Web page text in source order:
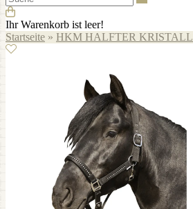
Ihr Warenkorb ist leer!
Startseite » HKM HALFTER KRISTALL